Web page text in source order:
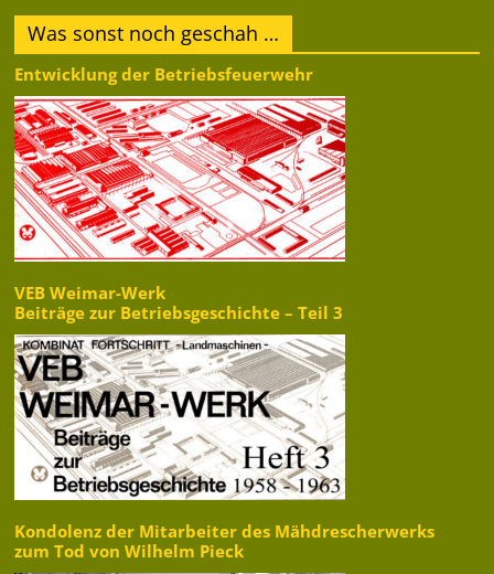
Was sonst noch geschah …
Entwicklung der Betriebsfeuerwehr
VEB Weimar-Werk
Beiträge zur Betriebsgeschichte – Teil 3
Kondolenz der Mitarbeiter des Mähdrescherwerks
zum Tod von Wilhelm Pieck